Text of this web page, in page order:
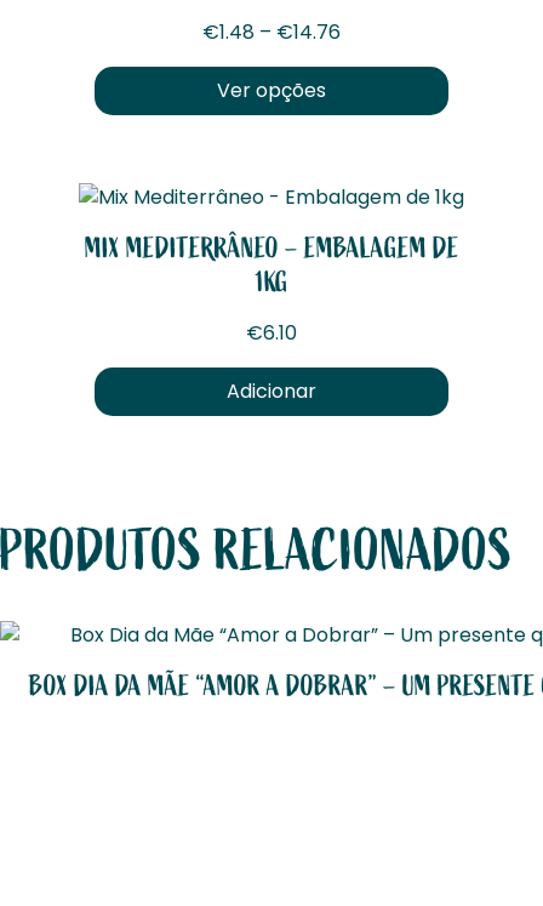
€1.48 – €14.76Price range: €1.48
Ver opções
MIX MEDITERRÂNEO – EMBALAGEM DE
1KG
€6.10
Adicionar
PRODUTOS RELACIONADOS
BOX DIA DA MÃE “AMOR A DOBRAR” – UM PRESENTE